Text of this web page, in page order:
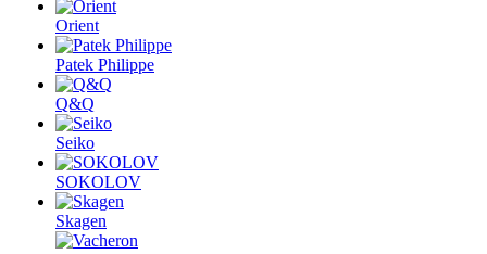
Orient
Patek Philippe
Q&Q
Seiko
SOKOLOV
Skagen